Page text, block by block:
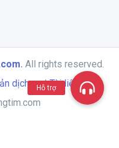
. All rights reserved.
dịch vụ|Tài liệu API
Hỗ trợ